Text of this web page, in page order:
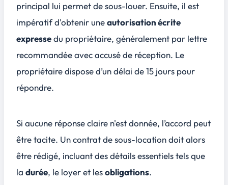
principal lui permet de sous-louer. Ensuite, il est
impératif d'obtenir uneautorisation écrite
expressedu propriétaire, généralement par lettre
recommandée avec accusé de réception. Le
propriétaire dispose d’un délai de15 jours pour
répondre.
Si aucune réponse claire n'est donnée, l’accord peut
être tacite. Un contrat de sous-location doit alors
être rédigé, incluant des détails essentiels tels que
la durée, le loyeret lesobligations.